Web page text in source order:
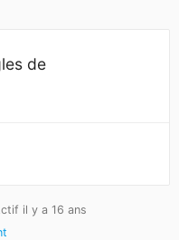
de
il y a 16 ans